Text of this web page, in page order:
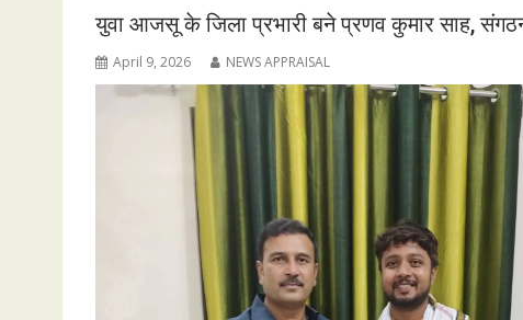
युवा आजसू के जिला प्रभारी बने प्रणव कुमार साह,
April 9, 2026 NEWS APPRAISAL